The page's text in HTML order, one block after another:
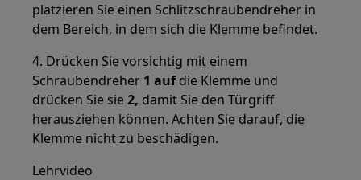
platzieren Sie einen Schlitzschraubendreher in
dem Bereich, in dem sich die Klemme befindet.
4. Drücken Sie vorsichtig mit einem
Schraubendreher 1 aufdie Klemme und
drücken Sie sie2, damit Sie den Türgriff
herausziehen können. Achten Sie darauf, die
Klemme nicht zu beschädigen.
Lehrvideo